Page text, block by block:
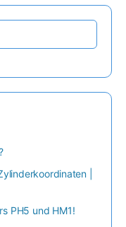
|
PH5 und HM1!